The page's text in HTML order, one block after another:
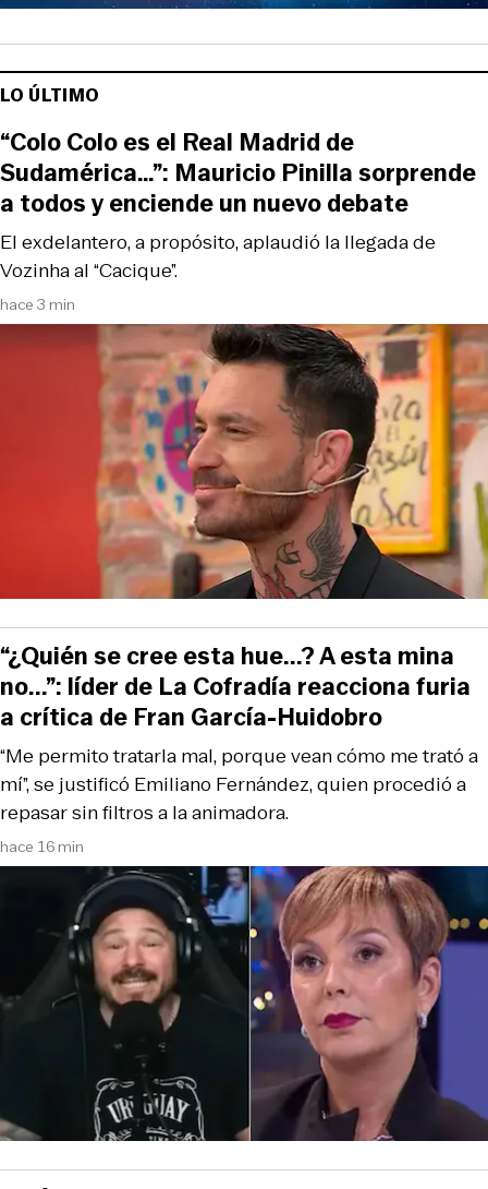
LO ÚLTIMO
hace 3 min
El exdelantero, a propósito, aplaudió la llegada de
Vozinha al “Cacique”.
“Colo Colo es el Real Madrid de
Sudamérica…”: Mauricio Pinilla sorprende
a todos y enciende un nuevo debate
hace 16 min
“Me permito tratarla mal, porque vean cómo me trató a
mí”, se justificó Emiliano Fernández, quien procedió a
repasar sin filtros a la animadora.
“¿Quién se cree esta hue...? A esta mina
no...”: líder de La Cofradía reacciona furia
a crítica de Fran García-Huidobro